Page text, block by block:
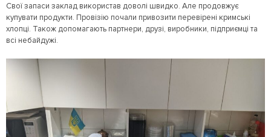
Свої запаси заклад використав доволі швидко. Але продовжує
купувати продукти. Провізію почали привозити перевірені кримські
хлопці. Також допомагають партнери, друзі, виробники, підприємці та
всі небайдужі.